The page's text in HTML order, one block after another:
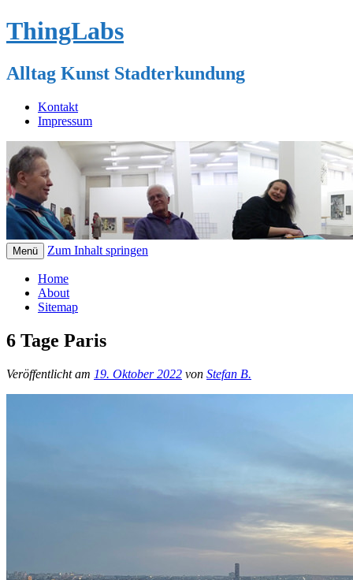
ThingLabs
Alltag Kunst Stadterkundung
Kontakt
Impressum
Menü Zum Inhalt springen
Home
About
Sitemap
6 Tage Paris
Veröffentlicht am 19. Oktober 2022 von Stefan B.